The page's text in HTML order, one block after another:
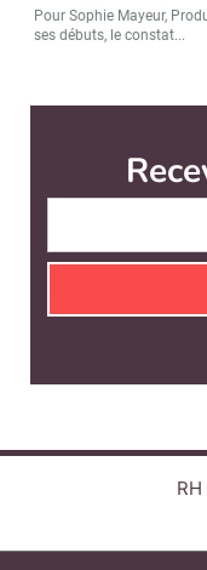
Pour Sophie Mayeur,
ses débuts, le constat...